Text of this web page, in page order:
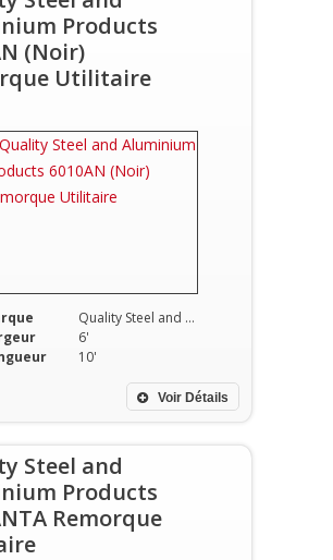
Products
(Noir)
Utilitaire
Quality Steel and Aluminium Products
6'
10'
Voir Détails
Steel and
Products
Remorque